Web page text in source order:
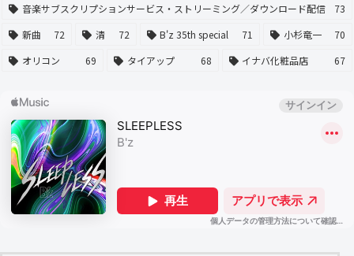
音楽サブスクリプションサービス・ストリーミング／ダウンロード配信
73
新曲
72 清 72 B'z 35th special 71 小杉竜一
70
オリコン
69 タイアップ 68 イナバ化粧品店 67